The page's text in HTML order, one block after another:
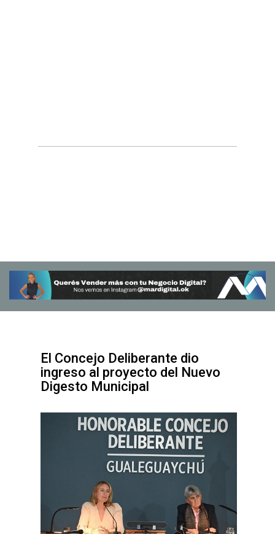
El Concejo Deliberante dio
ingreso al proyecto del Nuevo
Digesto Municipal